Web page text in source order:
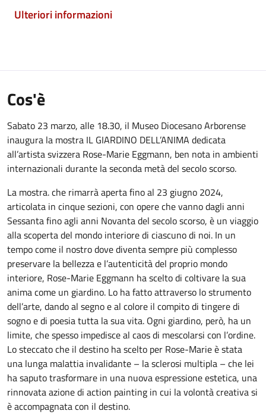
Ulteriori informazioni
Cos'è
Sabato 23 marzo, alle 18.30, il Museo Diocesano Arborense
inaugura la mostra IL GIARDINO DELL’ANIMA dedicata
all’artista svizzera Rose-Marie Eggmann, ben nota in ambienti
internazionali durante la seconda metà del secolo scorso.
La mostra. che rimarrà aperta fino al 23 giugno 2024,
articolata in cinque sezioni, con opere che vanno dagli anni
Sessanta fino agli anni Novanta del secolo scorso, è un viaggio
alla scoperta del mondo interiore di ciascuno di noi. In un
tempo come il nostro dove diventa sempre più complesso
preservare la bellezza e l’autenticità del proprio mondo
interiore, Rose-Marie Eggmann ha scelto di coltivare la sua
anima come un giardino. Lo ha fatto attraverso lo strumento
dell’arte, dando al segno e al colore il compito di tingere di
sogno e di poesia tutta la sua vita. Ogni giardino, però, ha un
limite, che spesso impedisce al caos di mescolarsi con l’ordine.
Lo steccato che il destino ha scelto per Rose-Marie è stata
una lunga malattia invalidante – la sclerosi multipla – che lei
ha saputo trasformare in una nuova espressione estetica, una
rinnovata azione di action painting in cui la volontà creativa si
è accompagnata con il destino.